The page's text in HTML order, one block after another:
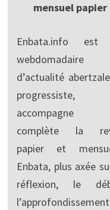
mensuel papier
Enbata.info est
webdomadaire
d’actualité
progressiste,
accompagne
complète la
papier et
Enbata, plus axée
réflexion, le